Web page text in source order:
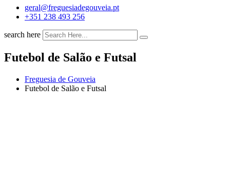
geral@freguesiadegouveia.pt
+351 238 493 256
search here
Futebol de Salão e Futsal
Freguesia de Gouveia
Futebol de Salão e Futsal